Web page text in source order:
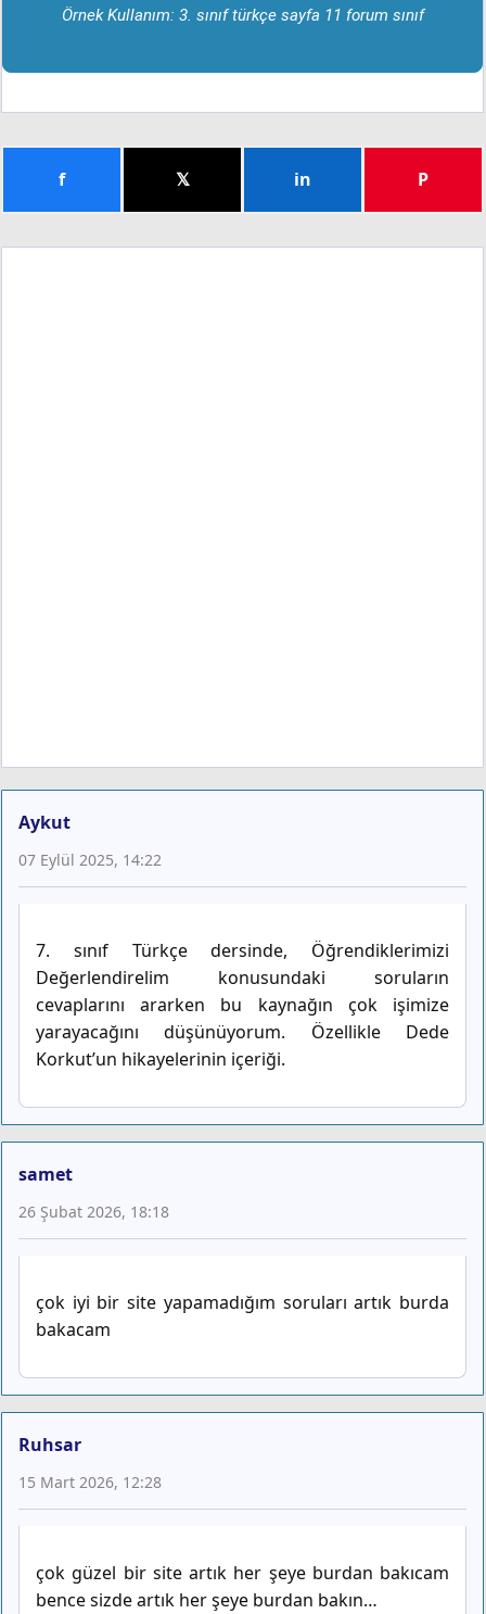
Örnek Kullanım: 3. sınıf türkçe sayfa 11 forum sınıf
f 𝕏 in P
Aykut
07 Eylül 2025, 14:22
7. sınıf Türkçe dersinde, Öğrendiklerimizi
Değerlendirelim konusundaki soruların
cevaplarını ararken bu kaynağın çok işimize
yarayacağını düşünüyorum. Özellikle Dede
Korkut’un hikayelerinin içeriği.
samet
26 Şubat 2026, 18:18
çok iyi bir site yapamadığım soruları artık burda
bakacam
Ruhsar
15 Mart 2026, 12:28
çok güzel bir site artık her şeye burdan bakıcam
bence sizde artık her şeye burdan bakın…